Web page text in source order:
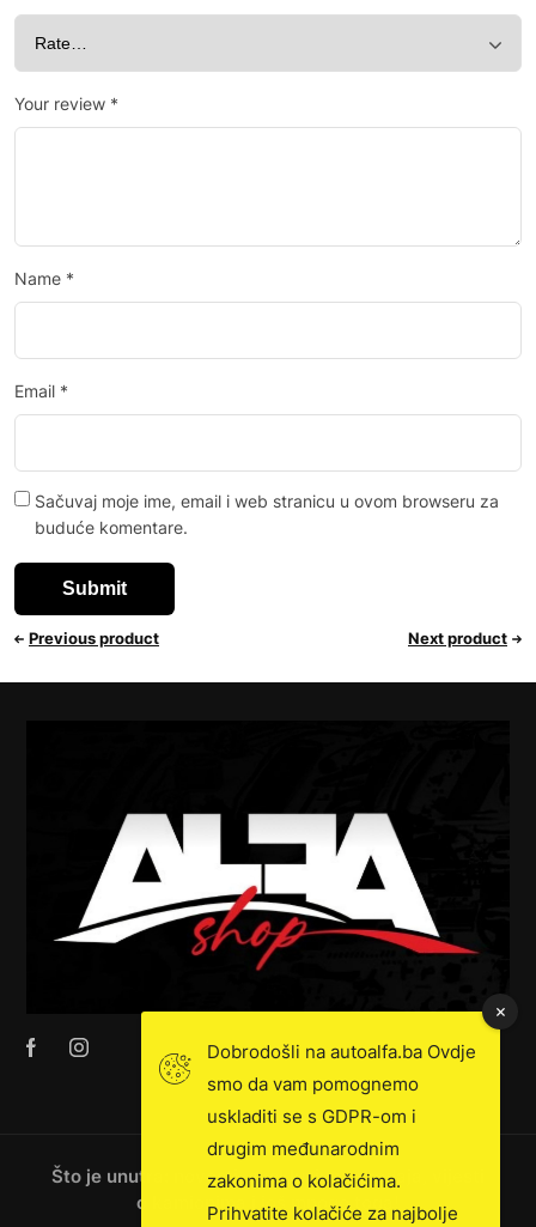
Your review *
Name *
Email *
Sačuvaj moje ime, email i web stranicu u ovom browseru za
buduće komentare.
Previous product Next product
Što je unutra: novosti, ekskluzivna prodaja, vijesti
o kamionima i još mnogo toga!
Dobrodošli na autoalfa.ba Ovdje
smo da vam pomognemo
uskladiti se s GDPR-om i
drugim međunarodnim
zakonima o kolačićima.
Prihvatite kolačiće za najbolje